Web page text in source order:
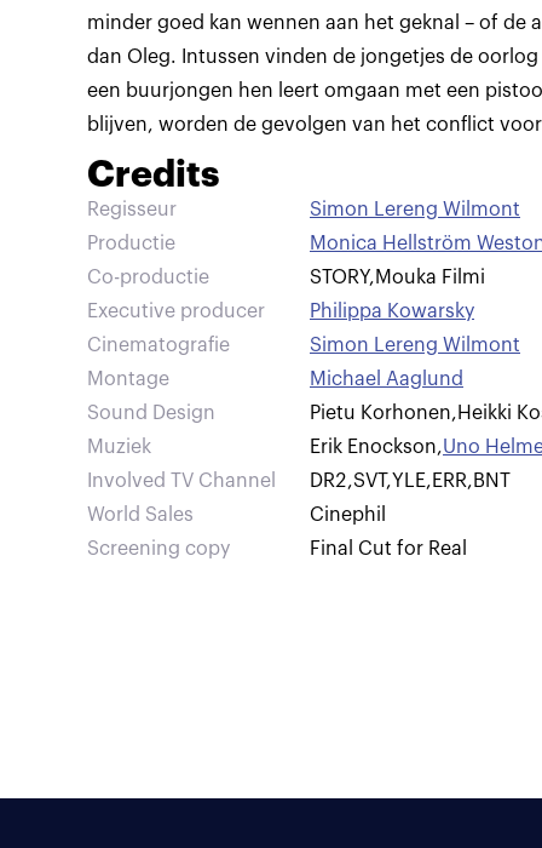
minder goed kan wennen aan het geknal – of de
dan Oleg. Intussen vinden de jongetjes de
een buurjongen hen leert omgaan met een
blijven, worden de gevolgen van het conflict
Credits
Regisseur
Simon Lereng Wilmont
Productie
Monica Hellström
Co-productie
STORY,Mouka Filmi
Executive producer
Philippa Kowarsky
Cinematografie
Simon Lereng Wilmont
Montage
Michael Aaglund
Sound Design
Pietu Korhonen,Heikki
Muziek
Erik Enockson,Uno
Involved TV Channel
DR2,SVT,YLE,ERR,BNT
World Sales
Cinephil
Screening copy
Final Cut for Real